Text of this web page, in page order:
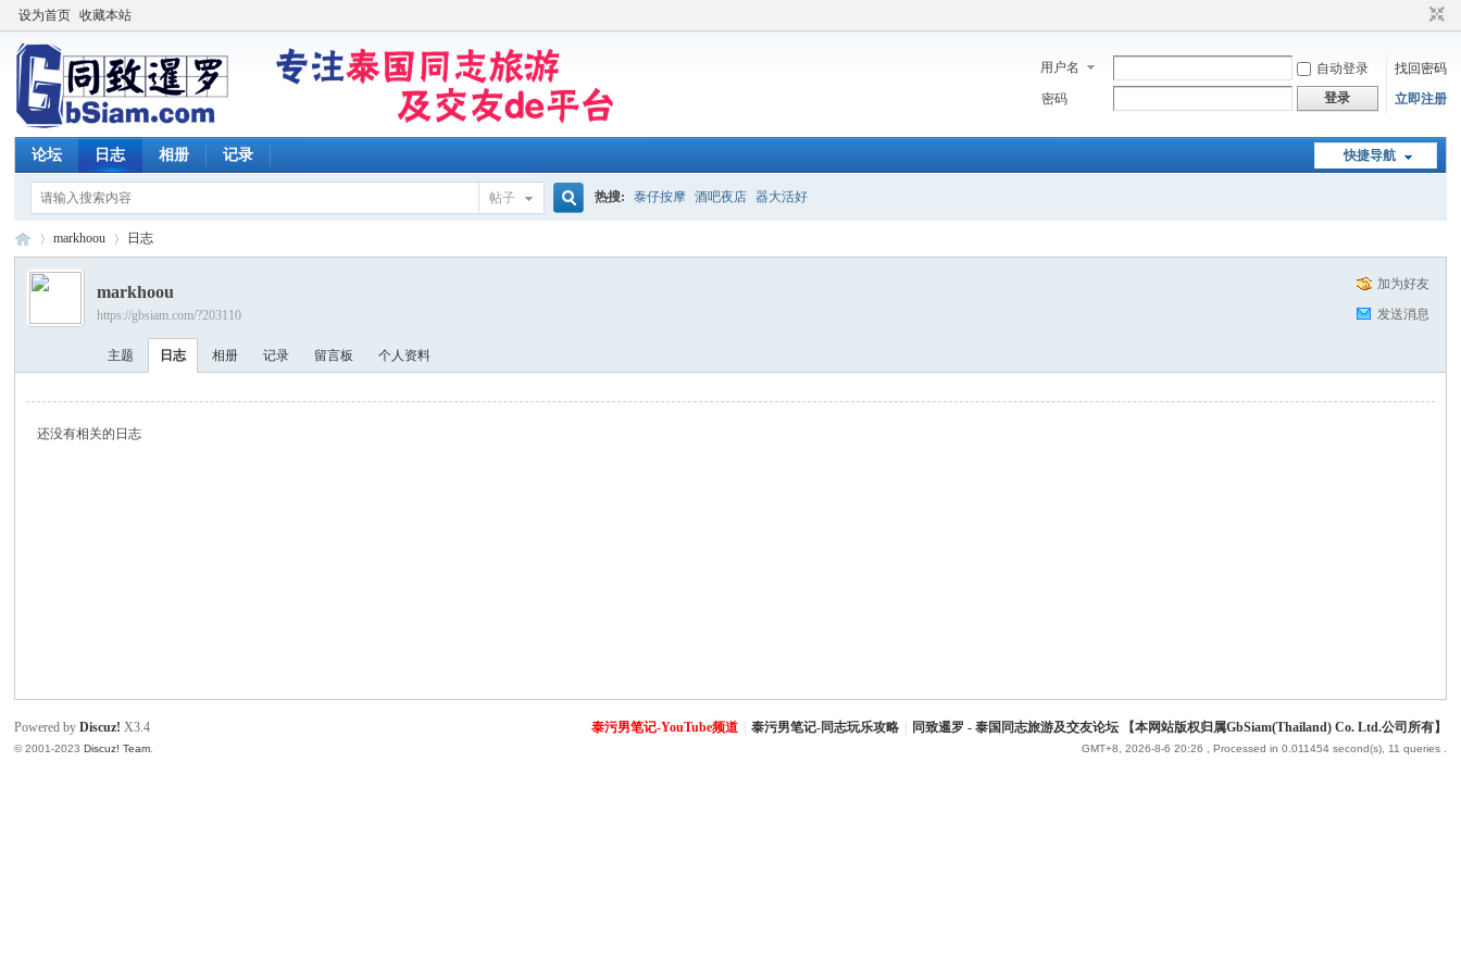
设为首页 收藏本站
用户名 自动登录
找回密码
密码
登录 立即注册
快捷导航
论坛 日志 相册 记录
帖子 热搜: 泰仔按摩 酒吧夜店 器大活好
›
markhoou 日志
加为好友
发送消息
markhoou
https://gbsiam.com/?203110
主题 日志 相册 记录 留言板 个人资料
还没有相关的日志
泰污男笔记-YouTube频道 泰污男笔记-同志玩乐攻略 同致暹罗 - 泰国同志旅游及交友论坛 【本网站版权归属GbSiam(Thailand) Co. Ltd.公司所有】
GMT+8, 2026-8-6 20:26 , Processed in 0.011454 second(s), 11 queries .
Powered byDiscuz! X3.4
© 2001-2023Discuz! Team